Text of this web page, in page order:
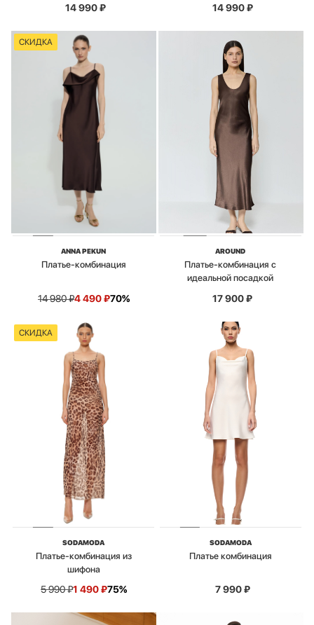
14 990₽ 14 990₽
СКИДКА
ANNA PEKUN
Платье-комбинация
14 980₽4 490₽70%
AROUND
Платье-комбинация с
идеальной посадкой
17 900₽
СКИДКА
SODAMODA
Платье-комбинация из
шифона
5 990₽1 490₽75%
SODAMODA
Платье комбинация
7 990₽